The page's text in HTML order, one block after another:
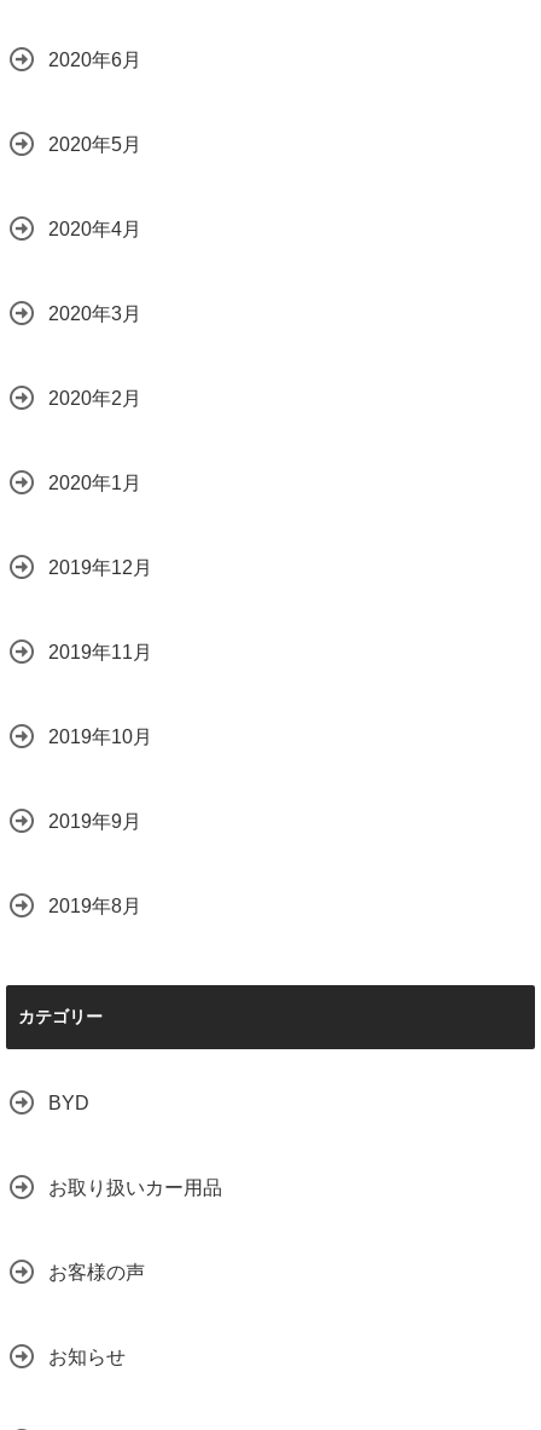
2020年6月
2020年5月
2020年4月
2020年3月
2020年2月
2020年1月
2019年12月
2019年11月
2019年10月
2019年9月
2019年8月
カテゴリー
BYD
お取り扱いカー用品
お客様の声
お知らせ